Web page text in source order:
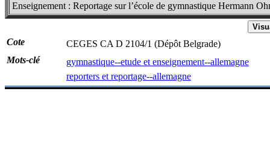
Enseignement : Reportage sur l’école de gymnastique Hermann
Cote
CEGES CA D 2104/1 (Dépôt Belgrade)
Mots-clé
gymnastique--etude et enseignement--allemagne
reporters et reportage--allemagne